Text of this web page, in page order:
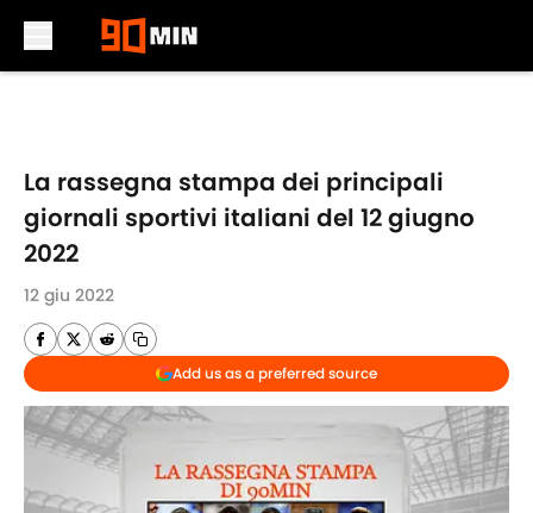
La rassegna stampa dei principali
giornali sportivi italiani del 12 giugno
2022
12 giu 2022
Add us as a preferred source